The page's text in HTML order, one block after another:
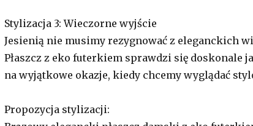
Stylizacja 3: Wieczorne wyjście
Jesienią nie musimy rezygnować z eleganckich
Płaszcz z eko futerkiem sprawdzi się doskonale
na wyjątkowe okazje, kiedy chcemy wyglądać
Propozycja stylizacji: